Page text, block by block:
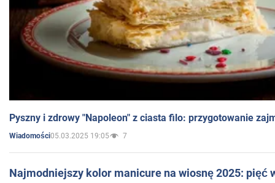
Pyszny i zdrowy "Napoleon" z ciasta filo: przygotowanie
Wiadomości05.03.2025 19:05 7
Najmodniejszy kolor manicure na wiosnę 2025: pięć